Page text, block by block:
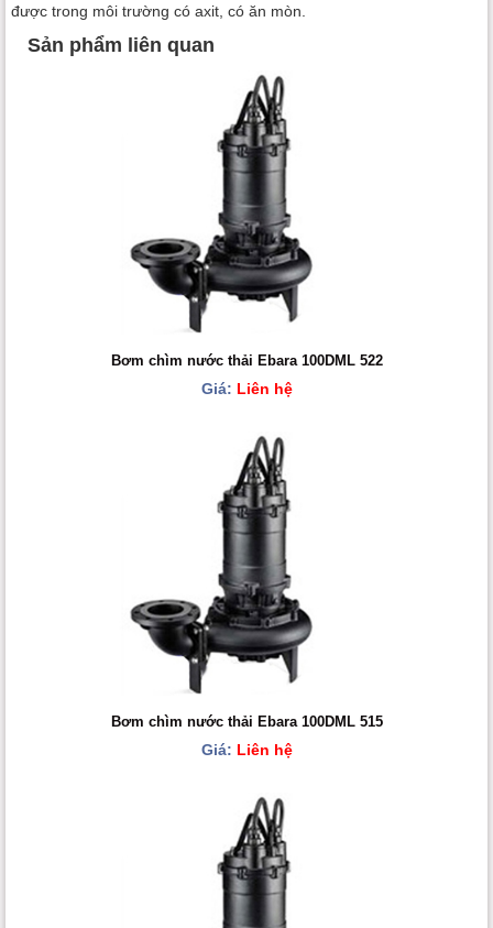
được trong môi trường có axit, có ăn mòn.
Sản phẩm liên quan
Bơm chìm nước thải Ebara 100DML 522
Giá: Liên hệ
Bơm chìm nước thải Ebara 100DML 515
Giá: Liên hệ